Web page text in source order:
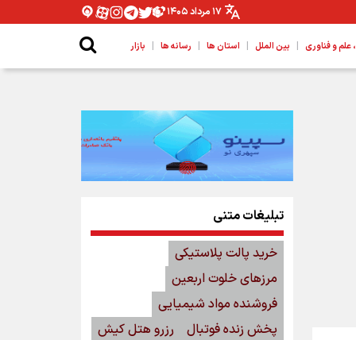
۱۷ مرداد ۱۴۰۵
و فناوری | بین الملل | استان ها | رسانه ها | بازار
تبلیغات متنی
خرید پالت پلاستیکی
مرزهای خلوت اربعین
فروشنده مواد شیمیایی
پخش زنده فوتبال
رزرو هتل کیش